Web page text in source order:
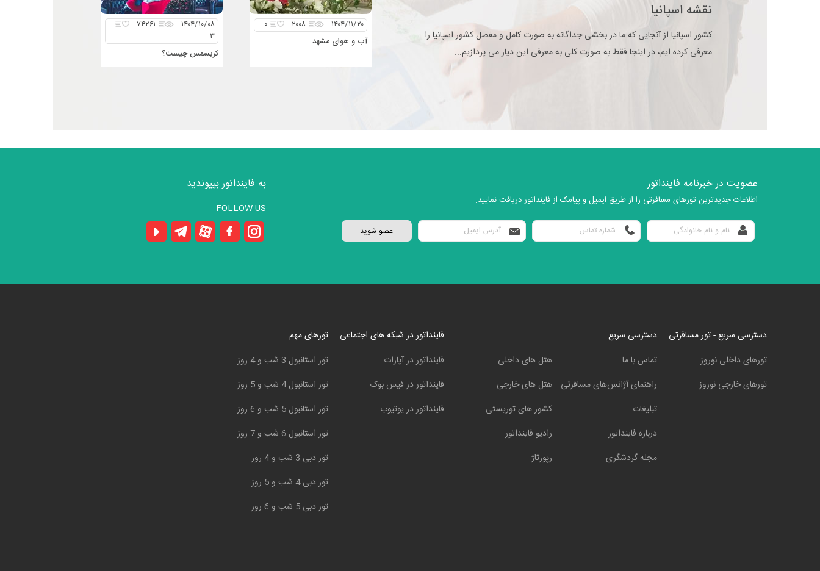
نقشه اسپانیا
کشور اسپانیا از آنجایی که ما در بخشی جداگانه به صورت کامل و مفصل کشور اسپانیا را
معرفی کرده ایم، در اینجا فقط به صورت کلی به معرفی این دیار می پردازیم...
۱۴۰۴/۱۱/۲۰ ۲۰۰۸
۰
آب و هوای مشهد
۱۴۰۴/۱۰/۰۸
۷۴۲۶۱
۳
کریسمس چیست؟
عضویت در خبرنامه فاینداتور
اطلاعات جدیدترین تورهای مسافرتی را از طریق ایمیل و پیامک از فاینداتور دریافت نمایید.
به فاینداتور بپیوندید
FOLLOW US
دسترسی سریع - تور مسافرتی
تورهای داخلی نوروز
تورهای خارجی نوروز
دسترسی سریع
تماس با ما
راهنمای آژانس‌های مسافرتی
تبلیغات
درباره فاینداتور
مجله گردشگری
هتل های داخلی
هتل های خارجی
کشور های توریستی
رادیو فاینداتور
رپورتاژ
فاینداتور در شبکه های اجتماعی
فاینداتور در آپارات
فاینداتور در فیس بوک
فاینداتور در یوتیوب
تورهای مهم
تور استانبول 3 شب و 4 روز
تور استانبول 4 شب و 5 روز
تور استانبول 5 شب و 6 روز
تور استانبول 6 شب و 7 روز
تور دبی 3 شب و 4 روز
تور دبی 4 شب و 5 روز
تور دبی 5 شب و 6 روز